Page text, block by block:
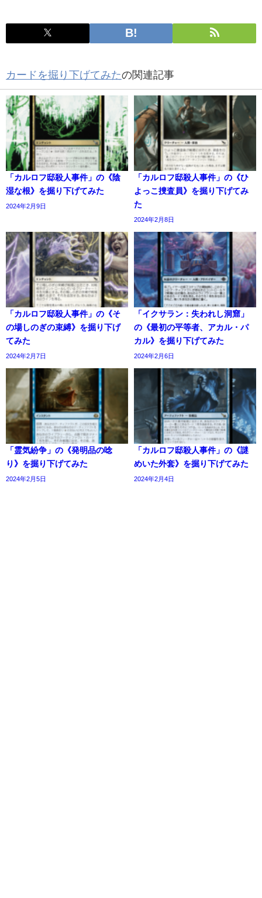
カードを掘り下げてみたの関連記事
「カルロフ邸殺人事件」の《陰
湿な根》を掘り下げてみた
2024年2月9日
「カルロフ邸殺人事件」の《ひ
よっこ捜査員》を掘り下げてみ
た
2024年2月8日
「カルロフ邸殺人事件」の《そ
の場しのぎの束縛》を掘り下げ
てみた
2024年2月7日
「イクサラン：失われし洞窟」
の《最初の平等者、アカル・パ
カル》を掘り下げてみた
2024年2月6日
「霊気紛争」の《発明品の唸
り》を掘り下げてみた
2024年2月5日
「カルロフ邸殺人事件」の《謎
めいた外套》を掘り下げてみた
2024年2月4日